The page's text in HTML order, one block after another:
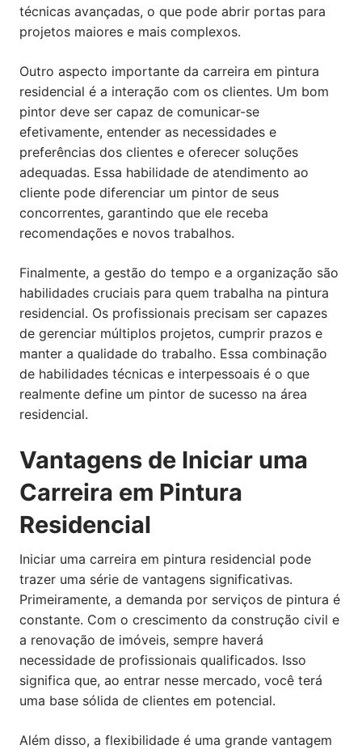
técnicas avançadas, o que pode abrir portas para
projetos maiores e mais complexos.
Outro aspecto importante da carreira em pintura
residencial é a interação com os clientes. Um bom
pintor deve ser capaz de comunicar-se
efetivamente, entender as necessidades e
preferências dos clientes e oferecer soluções
adequadas. Essa habilidade de atendimento ao
cliente pode diferenciar um pintor de seus
concorrentes, garantindo que ele receba
recomendações e novos trabalhos.
Finalmente, a gestão do tempo e a organização são
habilidades cruciais para quem trabalha na pintura
residencial. Os profissionais precisam ser capazes
de gerenciar múltiplos projetos, cumprir prazos e
manter a qualidade do trabalho. Essa combinação
de habilidades técnicas e interpessoais é o que
realmente define um pintor de sucesso na área
residencial.
Vantagens de Iniciar uma
Carreira em Pintura
Residencial
Iniciar uma carreira em pintura residencial pode
trazer uma série de vantagens significativas.
Primeiramente, a demanda por serviços de pintura é
constante. Com o crescimento da construção civil e
a renovação de imóveis, sempre haverá
necessidade de profissionais qualificados. Isso
significa que, ao entrar nesse mercado, você terá
uma base sólida de clientes em potencial.
Além disso, a flexibilidade é uma grande vantagem